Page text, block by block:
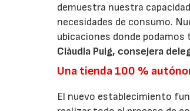
demuestra nuestra
necesidades de consumo.
ubicaciones donde
Clàudia Puig, consejera
Una tienda 100 %
El nuevo establecimiento